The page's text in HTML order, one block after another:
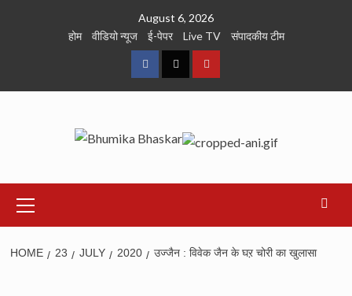
August 6, 2026
होम
वीडियो न्यूज ई-पेपर Live TV संपादकीय टीम
FacebookTwitterYoutube
Menu
HOME 23 JULY 2020 उज्जैन : विवेक जैन के घऱ चोरी का खुलासा